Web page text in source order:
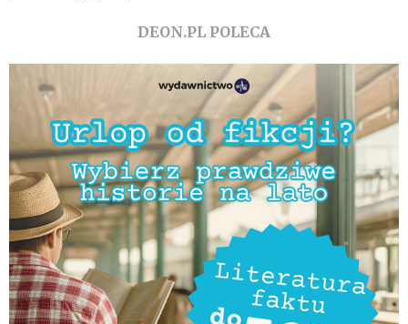
DEON.PL POLECA